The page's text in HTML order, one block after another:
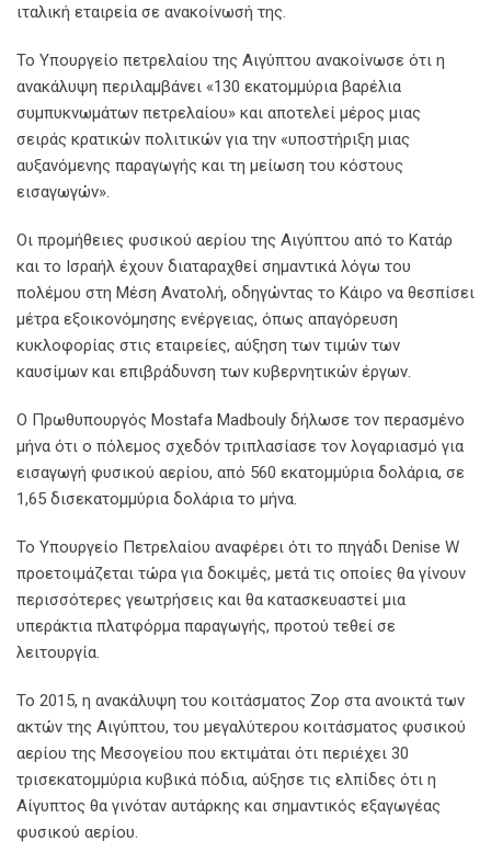
ιταλική εταιρεία σε ανακοίνωσή της.
Το Υπουργείο πετρελαίου της Αιγύπτου ανακοίνωσε ότι η
ανακάλυψη περιλαμβάνει «130 εκατομμύρια βαρέλια
συμπυκνωμάτων πετρελαίου» και αποτελεί μέρος μιας
σειράς κρατικών πολιτικών για την «υποστήριξη μιας
αυξανόμενης παραγωγής και τη μείωση του κόστους
εισαγωγών».
Οι προμήθειες φυσικού αερίου της Αιγύπτου από το Κατάρ
και το Ισραήλ έχουν διαταραχθεί σημαντικά λόγω του
πολέμου στη Μέση Ανατολή, οδηγώντας το Κάιρο να θεσπίσει
μέτρα εξοικονόμησης ενέργειας, όπως απαγόρευση
κυκλοφορίας στις εταιρείες, αύξηση των τιμών των
καυσίμων και επιβράδυνση των κυβερνητικών έργων.
Ο Πρωθυπουργός Mostafa Madbouly δήλωσε τον περασμένο
μήνα ότι ο πόλεμος σχεδόν τριπλασίασε τον λογαριασμό για
εισαγωγή φυσικού αερίου, από 560 εκατομμύρια δολάρια, σε
1,65 δισεκατομμύρια δολάρια το μήνα.
Το Υπουργείο Πετρελαίου αναφέρει ότι το πηγάδι Denise W
προετοιμάζεται τώρα για δοκιμές, μετά τις οποίες θα γίνουν
περισσότερες γεωτρήσεις και θα κατασκευαστεί μια
υπεράκτια πλατφόρμα παραγωγής, προτού τεθεί σε
λειτουργία.
Το 2015, η ανακάλυψη του κοιτάσματος Ζορ στα ανοικτά των
ακτών της Αιγύπτου, του μεγαλύτερου κοιτάσματος φυσικού
αερίου της Μεσογείου που εκτιμάται ότι περιέχει 30
τρισεκατομμύρια κυβικά πόδια, αύξησε τις ελπίδες ότι η
Αίγυπτος θα γινόταν αυτάρκης και σημαντικός εξαγωγέας
φυσικού αερίου.